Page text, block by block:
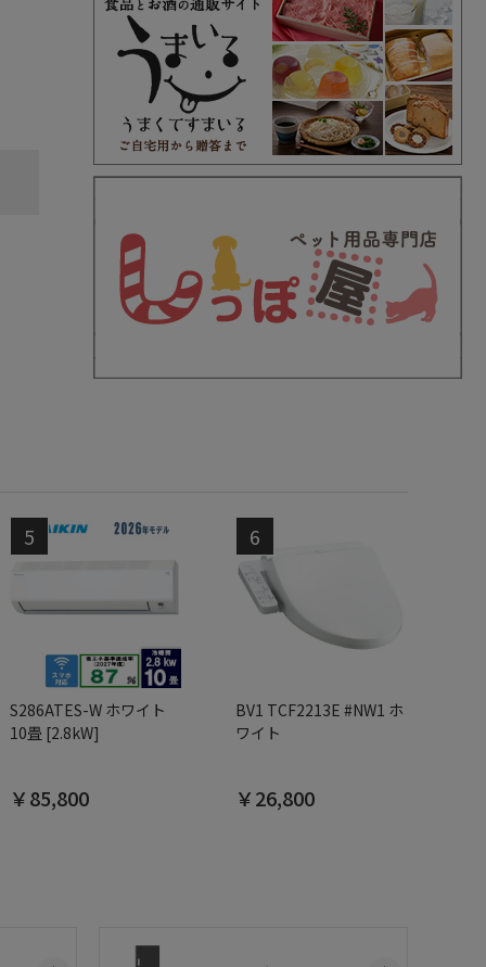
S286ATES-W ホワイト
10畳 [2.8kW]
￥85,800
BV1 TCF2213E #NW1 ホ
ワイト
￥26,800